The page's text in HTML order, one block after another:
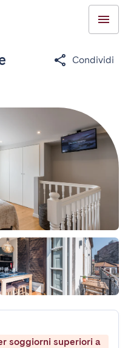
Condividi
soggiorni superiori a